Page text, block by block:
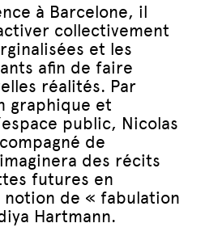
à Barcelone, il
collectivement
et les
afin de faire
réalités. Par
graphique et
public, Nicolas
de
des récits
futures en
notion de « fabulation
Hartmann.